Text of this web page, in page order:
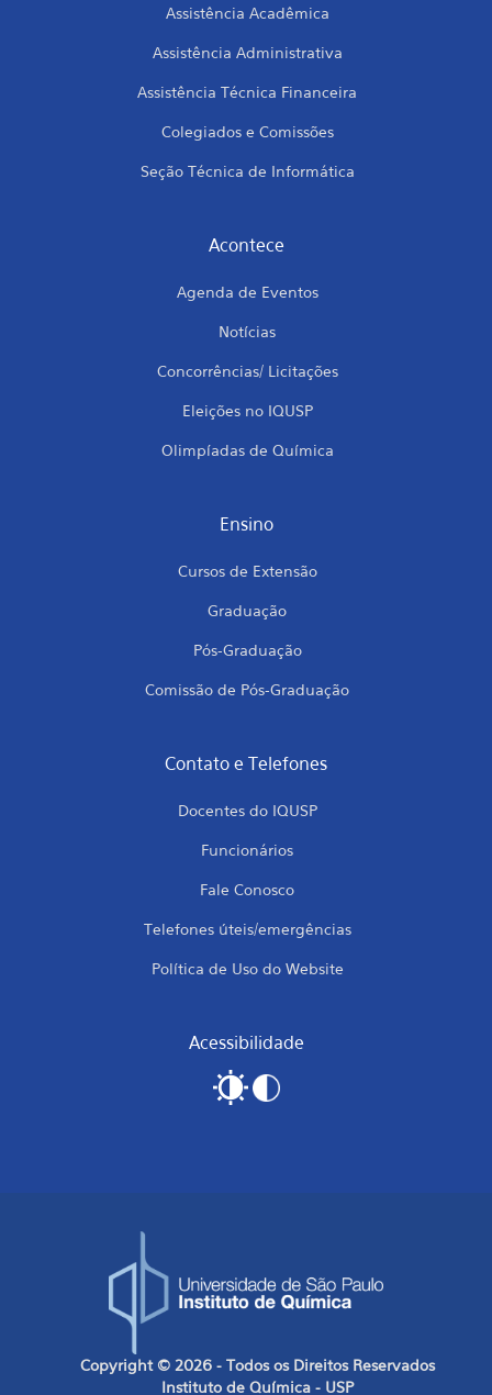
Assistência Acadêmica
Assistência Administrativa
Assistência Técnica Financeira
Colegiados e Comissões
Seção Técnica de Informática
Acontece
Agenda de Eventos
Notícias
Concorrências/ Licitações
Eleições no IQUSP
Olimpíadas de Química
Ensino
Cursos de Extensão
Graduação
Pós-Graduação
Comissão de Pós-Graduação
Contato e Telefones
Docentes do IQUSP
Funcionários
Fale Conosco
Telefones úteis/emergências
Política de Uso do Website
Acessibilidade
Copyright © 2026 - Todos os Direitos Reservados
Instituto de Química - USP